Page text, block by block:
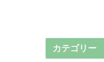
カテゴリー